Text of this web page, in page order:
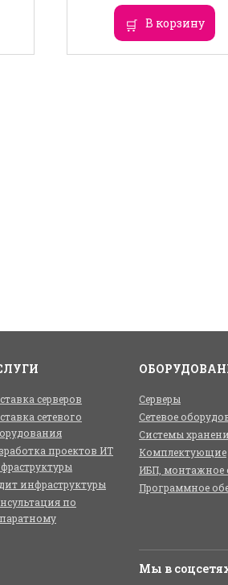
В корзину
серверов
сетевого
проектов ИТ
инфраструктуры
по
Серверы
Сетевое
Системы
Комплектующие
ИБП, монтажное
Программное
Мы в